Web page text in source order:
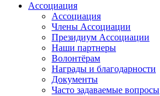
Ассоциация
Ассоциация
Члены Ассоциации
Президиум Ассоциации
Наши партнеры
Волонтёрам
Награды и благодарности
Документы
Часто задаваемые вопросы